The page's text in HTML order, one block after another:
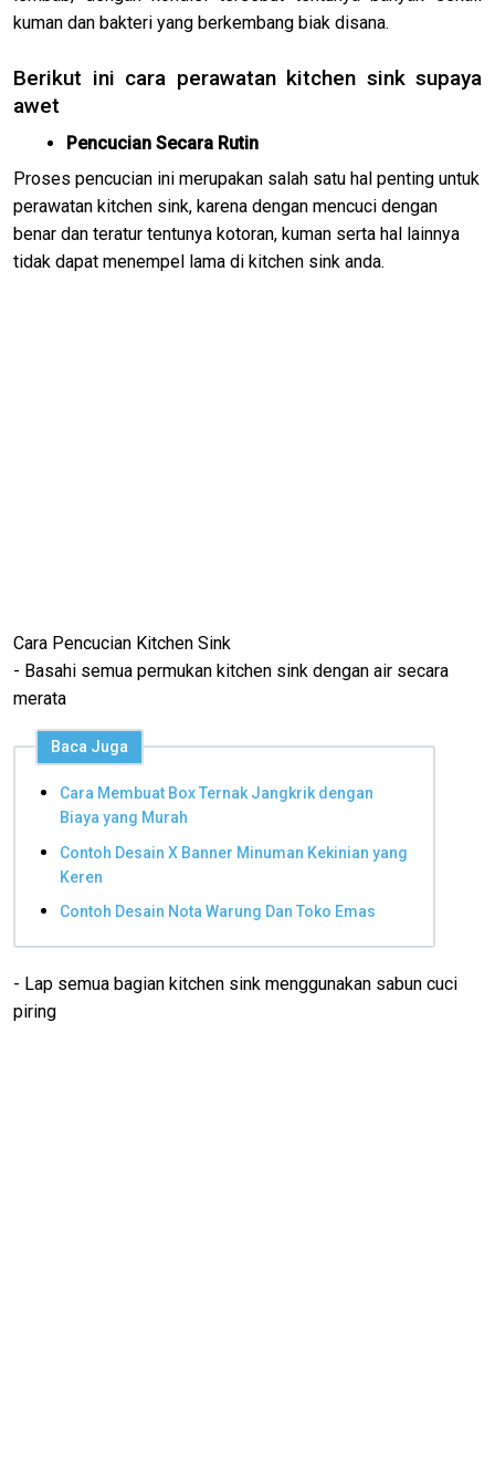
kuman dan bakteri yang berkembang biak disana.
Berikut ini cara perawatan kitchen sink supaya
awet
Pencucian Secara Rutin
Proses pencucian ini merupakan salah satu hal penting untuk
perawatan kitchen sink, karena dengan mencuci dengan
benar dan teratur tentunya kotoran, kuman serta hal lainnya
tidak dapat menempel lama di kitchen sink anda.
Cara Pencucian Kitchen Sink
- Basahi semua permukan kitchen sink dengan air secara
merata
Baca Juga
Cara Membuat Box Ternak Jangkrik dengan
Biaya yang Murah
Contoh Desain X Banner Minuman Kekinian yang
Keren
Contoh Desain Nota Warung Dan Toko Emas
- Lap semua bagian kitchen sink menggunakan sabun cuci
piring